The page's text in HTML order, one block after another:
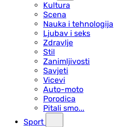
Kultura
Scena
Nauka i tehnologija
Ljubav i seks
Zdravlje
Stil
Zanimljivosti
Savjeti
Vicevi
Auto-moto
Porodica
Pitali smo...
Sport